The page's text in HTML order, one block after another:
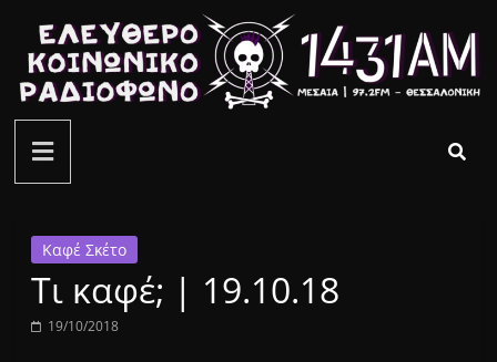
περιεχόμενο
ελεύθερο
κοινωνικό
ραδιόφωνο
1431AM
Καφέ Σκέτο
Τι καφέ; | 19.10.18
19/10/2018